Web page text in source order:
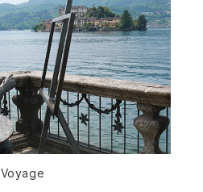
Catégories
Voyage